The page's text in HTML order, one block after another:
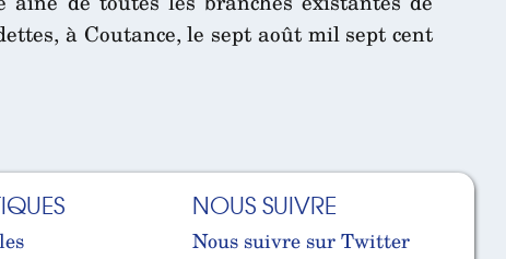
à Coutance, le sept août mil sept cent
NOUS SUIVRE
Nous suivre sur Twitter